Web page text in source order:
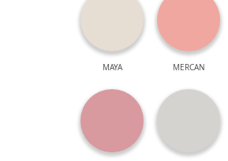
MAYA MERCAN